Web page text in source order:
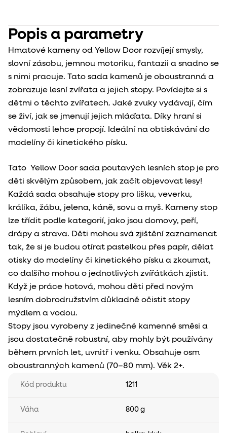
Popis a parametry
Hmatové kameny od Yellow Door rozvíjejí smysly,
slovní zásobu, jemnou motoriku, fantazii a snadno se
s nimi pracuje. Tato sada kamenů je oboustranná a
zobrazuje lesní zvířata a jejich stopy. Povídejte si s
dětmi o těchto zvířatech. Jaké zvuky vydávají, čím
se živí, jak se jmenují jejich mláďata. Díky hraní si
vědomosti lehce propojí. Ideální na obtiskávání do
modelíny či kinetického písku.
Tato Yellow Door sada poutavých lesních stop je pro
děti skvělým způsobem, jak začít objevovat lesy!
Každá sada obsahuje stopy pro lišku, veverku,
králíka, žábu, jelena, káně, sovu a myš. Kameny stop
lze třídit podle kategorií, jako jsou domovy, peří,
drápy a strava. Děti mohou svá zjištění zaznamenat
tak, že si je budou otírat pastelkou přes papír, dělat
otisky do modelíny či kinetického písku a zkoumat,
co dalšího mohou o jednotlivých zvířátkách zjistit.
Když je práce hotová, mohou děti před novým
lesním dobrodružstvím důkladně očistit stopy
mýdlem a vodou.
Stopy jsou vyrobeny z jedinečné kamenné směsi a
jsou dostatečně robustní, aby mohly být používány
během prvních let, uvnitř i venku. Obsahuje osm
oboustranných kamenů (70–80 mm). Věk 2+.
Kód produktu 1211
Váha 800 g